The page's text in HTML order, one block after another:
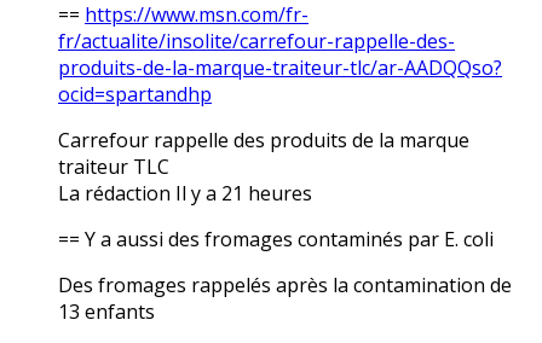
== https://www.msn.com/fr-
fr/actualite/insolite/carrefour-rappelle-des-
produits-de-la-marque-traiteur-tlc/ar-AADQQso?
ocid=spartandhp
Carrefour rappelle des produits de la marque
traiteur TLC
La rédaction Il y a 21 heures
== Y a aussi des fromages contaminés par E. coli
Des fromages rappelés après la contamination de
13 enfants